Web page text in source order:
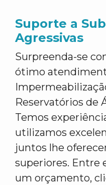
Suporte a
Agressivas
Surpreenda-se
ótimo
Reservatórios de
Temos
utilizamos
juntos lhe
superiores. Entre
um orçamento,